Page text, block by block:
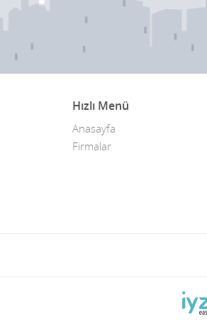
Hızlı Menü
Anasayfa
Firmalar